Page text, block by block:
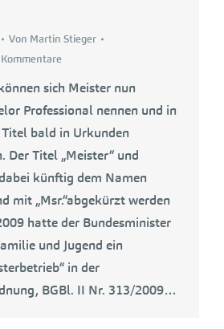
Von Martin Stieger
sich Meister nun
Professional nennen und in
bald in Urkunden
Der Titel „Meister“ und
künftig dem Namen
mit „Msr.“abgekürzt werden
hatte der Bundesminister
und Jugend ein
in der
BGBl. II Nr. 313/2009…